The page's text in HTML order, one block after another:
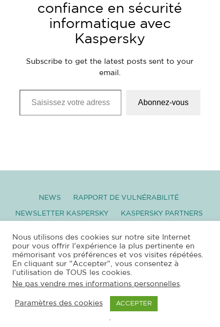
confiance en sécurité
informatique avec
Kaspersky
Subscribe to get the latest posts sent to your
email.
Saisissez votre adresse e-mail…
Abonnez-vous
NEWS RAPPORT DE VULNÉRABILITÉ
NEWSLETTER KASPERSKY KASPERSKY PARTNERS
–SITEMAP |XML|RSS |PROTECTION DES
DONNÉES PERSONNELLES
LÉGALES|NEWSLETTER –
COPYRIGHT © 2026 ANTIVIRUS FRANCE –
VOLLORE MONTAGNE
Nous utilisons des cookies sur notre site Internet
pour vous offrir l'expérience la plus pertinente en
mémorisant vos préférences et vos visites répétées.
En cliquant sur "Accepter", vous consentez à
l'utilisation de TOUS les cookies.
Ne pas vendre mes informations personnelles
Paramètres des cookies ACCEPTER
.